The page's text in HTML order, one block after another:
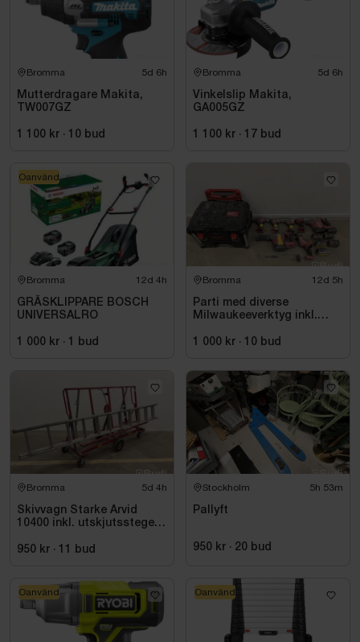
Bromma 5d 6h
Mutterdragare Makita,
TW007GZ
1 100 kr · 10 bud
Bromma 5d 6h
Vinkelslip Makita,
GA005GZ
1 100 kr · 17 bud
Bromma 12d 4h
GRÄSKLIPPARE BOSCH
UNIVERSALRO
1 000 kr · 1 bud
Oanvänd
Bromma 12d 5h
Parti med diverse
Milwaukeeverktyg inkl.
1 000 kr · 10 bud
Bromma 5d 4h
Skivvagn Starke Arvid
10400 inkl. utskjutsstege
950 kr · 11 bud
Stockholm 5h 53m
Pallyft
950 kr · 20 bud
Oanvänd Oanvänd